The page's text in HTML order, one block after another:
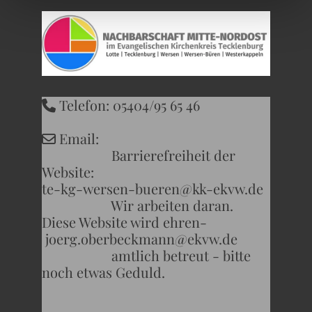
 Telefon: 05404/95 65 46
 Email:
Barrierefreiheit der
Website:
te-kg-wersen-bueren@kk-ekvw.de
Wir arbeiten daran.
Diese Website wird ehren-
joerg.oberbeckmann@ekvw.de
amtlich betreut - bitte
noch etwas Geduld.